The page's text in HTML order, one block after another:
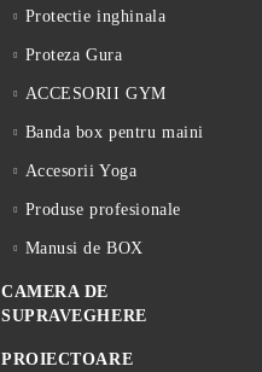
Protectie inghinala
Proteza Gura
ACCESORII GYM
Banda box pentru maini
Accesorii Yoga
Produse profesionale
Manusi de BOX
CAMERA DE
SUPRAVEGHERE
PROIECTOARE